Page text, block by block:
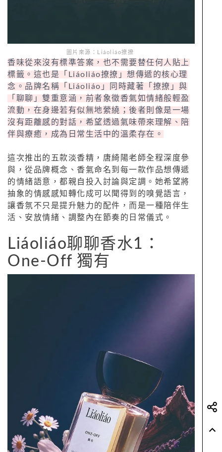
圖片來源：Liáoliáo撩撩
標籤。這也是「Liáoliáo撩撩」想傳遞的核心理
念。品牌名稱「Liáoliáo」同時藏著「撩撩」與
「聊聊」雙重意涵，前者象徵香氣如情緒般輕盈
流動，在身邊若有似無地縈繞；後者則像是一場
沒有距離感的對話，希望透過氣味帶來理解、陪
伴與療癒，成為日常生活中的溫柔存在。
這次推出的五款淡香精，唐綺陽老師全程深度參
與，從品牌概念、香氣命名到每一款作品想傳遞
的情緒語意，都親自投入討論與定調。她希望將
抽象的情感感知轉化成可以聞得到的嗅覺語言，